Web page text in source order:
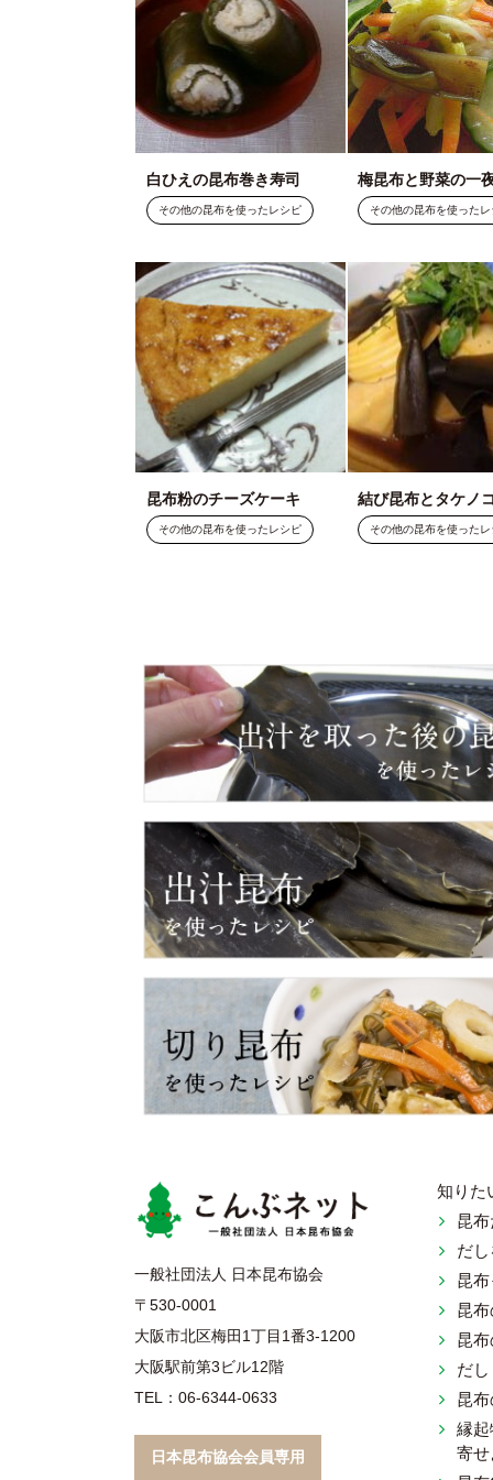
白ひえの昆布巻き寿司
その他の昆布を使ったレシピ
梅昆布と野菜の一
その他の昆布を使ったレ
昆布粉のチーズケーキ
その他の昆布を使ったレシピ
結び昆布とタケノ
その他の昆布を使ったレ
知りた
昆
だ
昆
昆
昆
だ
昆
縁
寄
こんぶ
一般社団法人 日本昆布協会
〒530-0001
大阪市北区梅田1丁目1番3-1200
大阪駅前第3ビル12階
TEL：06-6344-0633
日本昆布協会会員専用